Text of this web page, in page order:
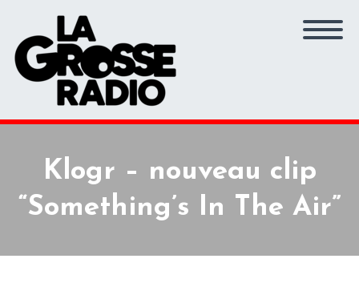
Klogr – nouveau clip
“Something’s In The Air”